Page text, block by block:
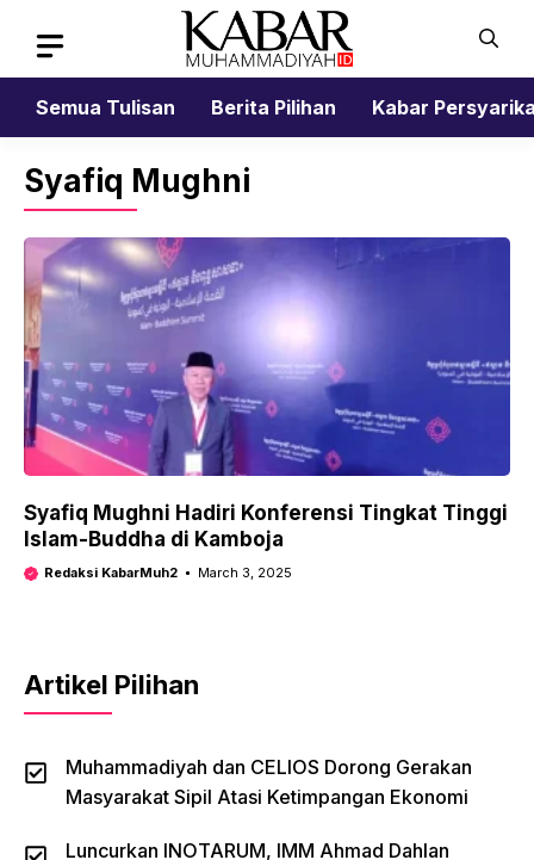
content
Semua Tulisan
Berita Pilihan Kabar
Syafiq Mughni
Syafiq Mughni Hadiri Konferensi Tingkat Tinggi
Islam-Buddha di Kamboja
Redaksi KabarMuh2 March 3, 2025
Artikel Pilihan
Muhammadiyah dan CELIOS Dorong Gerakan
Masyarakat Sipil Atasi Ketimpangan Ekonomi
Luncurkan INOTARUM, IMM Ahmad Dahlan